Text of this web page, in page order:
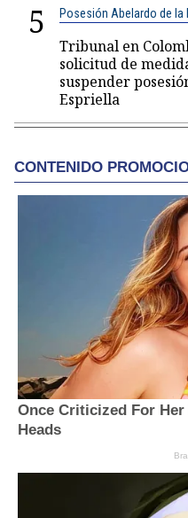
5 Posesión Abelardo de la
Tribunal en
solicitud de
suspender
Espriella